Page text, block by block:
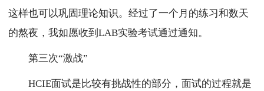
这样也可以巩固理论知识。经过了一个月的练习和数天
的熬夜，我如愿收到LAB实验考试通过通知。
第三次“激战”
HCIE面试是比较有挑战性的部分，面试的过程就是